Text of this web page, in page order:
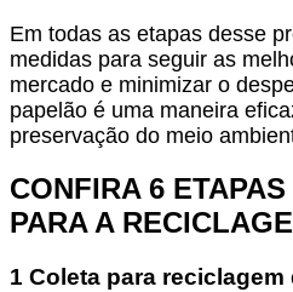
Em todas as etapas desse
medidas para seguir as
mercado e minimizar o
papelão é uma maneira
preservação do meio
CONFIRA 6
PARA A
1 Coleta para reciclagem